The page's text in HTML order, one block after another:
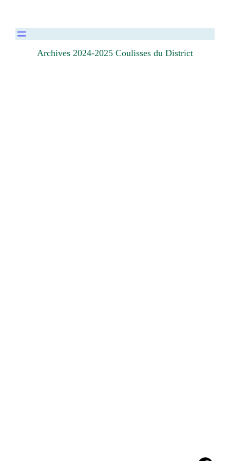
Archives 2024-2025 Coulisses du District